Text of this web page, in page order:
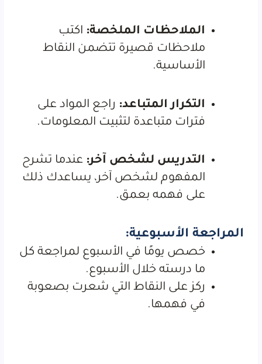
الملاحظات الملخصة: اكتب
ملاحظات قصيرة تتضمن النقاط
الأساسية.
التكرار المتباعد: راجع المواد على
فترات متباعدة لتثبيت المعلومات.
التدريس لشخص آخر: عندما تشرح
المفهوم لشخص آخر، يساعدك ذلك
على فهمه بعمق.
المراجعة الأسبوعية:
خصص يومًا في الأسبوع لمراجعة كل
ما درسته خلال الأسبوع.
ركز على النقاط التي شعرت بصعوبة
في فهمها.